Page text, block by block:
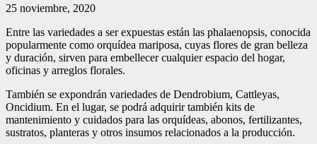
25 noviembre, 2020
Entre las variedades a ser expuestas están las phalaenopsis, conocida
popularmente como orquídea mariposa, cuyas flores de gran belleza
y duración, sirven para embellecer cualquier espacio del hogar,
oficinas y arreglos florales.
También se expondrán variedades de Dendrobium, Cattleyas,
Oncidium. En el lugar, se podrá adquirir también kits de
mantenimiento y cuidados para las orquídeas, abonos, fertilizantes,
sustratos, planteras y otros insumos relacionados a la producción.